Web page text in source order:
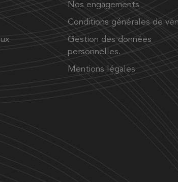
Nos engagements
Conditions générales de
Gestion des données
personnelles.
Mentions légales